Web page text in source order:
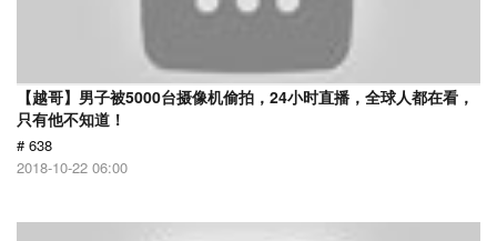
【越哥】男子被5000台摄像机偷拍，24小时直播，全球人都在看，
只有他不知道！
# 638
2018-10-22 06:00